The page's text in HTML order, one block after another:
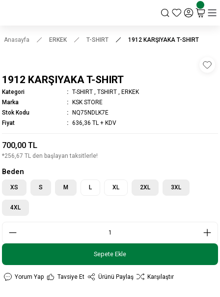
Anasayfa ERKEK T-SHIRT 1912 KARŞIYAKA T-SHIRT
1912 KARŞIYAKA T-SHIRT
Kategori T-SHIRT TSHIRT
ERKEK
Marka
KSK STORE
Stok Kodu
NQ75NDLK7E
Fiyat
636,36 TL + KDV
700,00 TL
*256,67 TL den başlayan taksitlerle!
Beden
XS S M L XL 2XL 3XL
4XL
Sepete Ekle
Yorum Yap Tavsiye Et Ürünü Paylaş Karşılaştır